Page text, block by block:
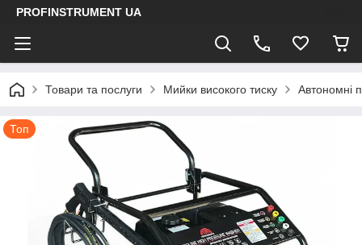
PROFINSTRUMENT UA
Товари та послуги Мийки високого тиску Автономні
Топ